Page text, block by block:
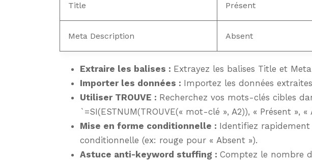
Title Présent
Meta Description Absent
Extraire les balises : Extrayez les balises Title et
Importer les données : Importez les données
Utiliser TROUVE : Recherchez vos mots-clés cibles
`=SI(ESTNUM(TROUVE(« mot-clé », A2)), « Présent
Mise en forme conditionnelle : Identifiez
conditionnelle (ex: rouge pour « Absent »).
Astuce anti-keyword stuffing : Comptez le nombre